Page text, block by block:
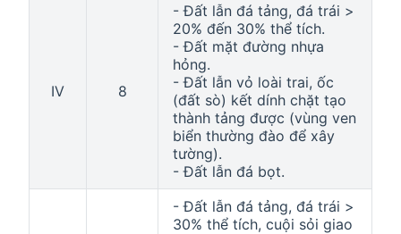
IV 8
- Đất lẫn đá tảng, đá trái >
20% đến 30% thể tích.
- Đất mặt đường nhựa
hỏng.
- Đất lẫn vỏ loài trai, ốc
(đất sò) kết dính chặt tạo
thành tảng được (vùng ven
biển thường đào để xây
tường).
- Đất lẫn đá bọt.
- Đất lẫn đá tảng, đá trái >
30% thể tích, cuội sỏi giao